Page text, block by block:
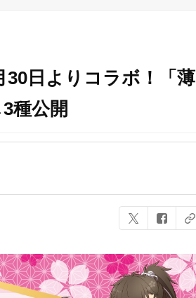
30日よりコラボ！「薄
種公開